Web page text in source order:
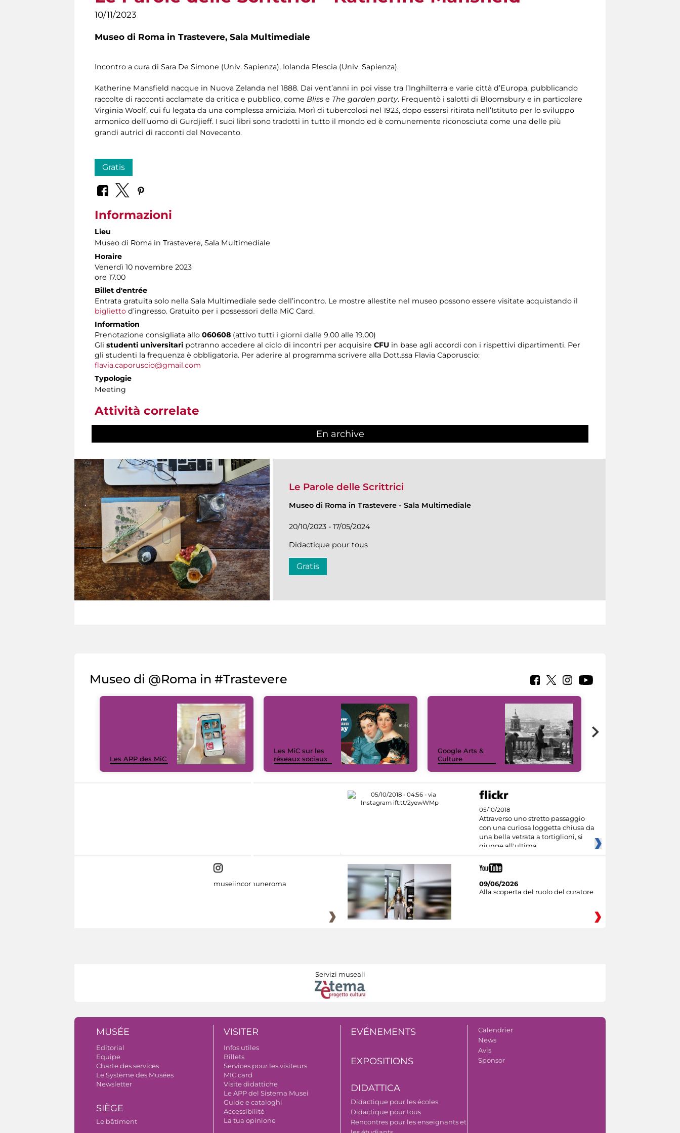
10/11/2023
Museo di Roma in Trastevere, Sala Multimediale
Incontro a cura di Sara De Simone (Univ. Sapienza), Iolanda Plescia (Univ. Sapienza).
Katherine Mansfield nacque in Nuova Zelanda nel 1888. Dai vent’anni in poi visse tra l’Inghilterra e varie città d’Europa, pubblicando
raccolte di racconti acclamate da critica e pubblico, come Bliss e The garden party. Frequentò i salotti di Bloomsbury e in particolare
Virginia Woolf, cui fu legata da una complessa amicizia. Morì di tubercolosi nel 1923, dopo essersi ritirata nell’Istituto per lo sviluppo
armonico dell’uomo di Gurdjieff. I suoi libri sono tradotti in tutto il mondo ed è comunemente riconosciuta come una delle più
grandi autrici di racconti del Novecento.
Gratis
Informazioni
Lieu
Museo di Roma in Trastevere, Sala Multimediale
Horaire
Venerdì 10 novembre 2023
ore 17.00
Billet d'entrée
Entrata gratuita solo nella Sala Multimediale sede dell’incontro. Le mostre allestite nel museo possono essere visitate acquistando il
biglietto d’ingresso. Gratuito per i possessori della MiC Card.
Information
Prenotazione consigliata allo 060608 (attivo tutti i giorni dalle 9.00 alle 19.00)
Gli studenti universitari potranno accedere al ciclo di incontri per acquisire CFU in base agli accordi con i rispettivi dipartimenti. Per
gli studenti la frequenza è obbligatoria. Per aderire al programma scrivere alla Dott.ssa Flavia Caporuscio:
flavia.caporuscio@gmail.com
Typologie
Meeting
Attività correlate
En archive
Le Parole delle Scrittrici
Museo di Roma in Trastevere - Sala Multimediale
20/10/2023 - 17/05/2024
Didactique pour tous
Gratis
Museo di @Roma in #Trastevere
Les APP des MiC
Les MiC sur les
réseaux sociaux
Google Arts &
Culture
05/10/2018
Attraverso uno stretto passaggio
con una curiosa loggetta chiusa da
una bella vetrata a tortiglioni, si
giunge all'ultima
museiincomuneroma
09/06/2026
Alla scoperta del ruolo del curatore
Servizi museali
MUSÉE
Editorial
Equipe
Charte des services
Le Système des Musées
Newsletter
SIÈGE
Le bâtiment
VISITER
Infos utiles
Billets
Services pour les visiteurs
MIC card
Visite didattiche
Le APP del Sistema Musei
Guide e cataloghi
Accessibilité
La tua opinione
EVÉNEMENTS
EXPOSITIONS
DIDATTICA
Didactique pour les écoles
Didactique pour tous
Rencontres pour les enseignants et
Calendrier
News
Avis
Sponsor